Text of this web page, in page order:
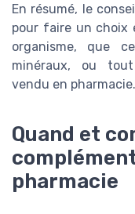
En résumé, le
pour faire un choix
organisme, que
minéraux, ou
vendu en pharmacie.
Quand et
pharmacie